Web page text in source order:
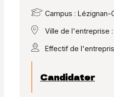
Campus : Lézignan-
Ville de l'entreprise :
Effectif de
Candidater